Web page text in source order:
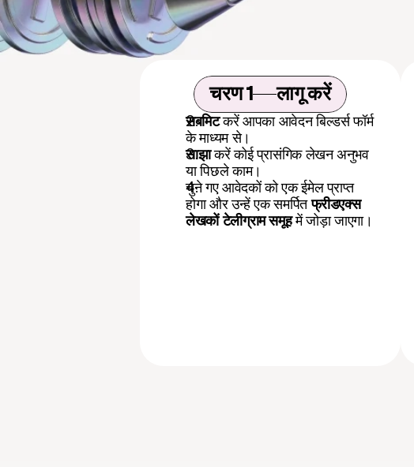
चरण 1 लागू करें
सबमिट करें आपका आवेदन बिल्डर्स फॉर्म
के माध्यम से।
साझा करें कोई प्रासंगिक लेखन अनुभव
या पिछले काम।
चुने गए आवेदकों को एक ईमेल प्राप्त
होगा और उन्हें एक समर्पित फ्रीडएक्स
लेखकों टेलीग्राम समूह में जोड़ा जाएगा।